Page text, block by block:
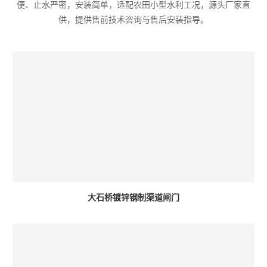
便、止水严密，安装简单，适配农田小型水利工况，源头厂家直
供，提供售前技术咨询与售后安装指导。
大石桥镀锌钢制渠道闸门